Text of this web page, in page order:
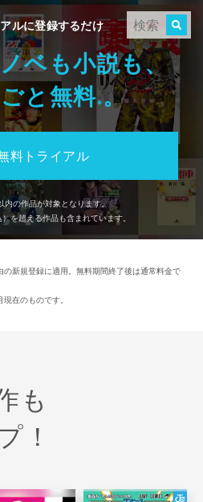
ルに登録するだけ
ベも小説も、
と無料※。
料トライアル
内の作品が対象となります。
を超える作品も含まれています。
新規登録に適用。無料期間終了後は通常料金で
在のものです。
も
！